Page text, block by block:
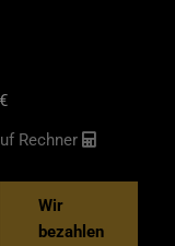
Rechner
Wir
bezahlen